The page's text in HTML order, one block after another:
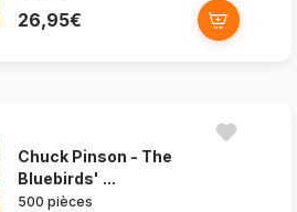
26,95€
Chuck Pinson - The
Bluebirds' ...
500 pièces